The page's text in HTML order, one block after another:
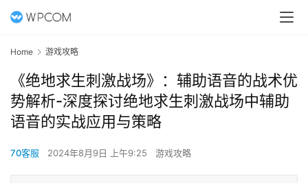
Home 游戏攻略
《绝地求生刺激战场》：辅助语音的战术优
势解析-深度探讨绝地求生刺激战场中辅助
语音的实战应用与策略
70客服 2024年8月9日 上午9:25 游戏攻略